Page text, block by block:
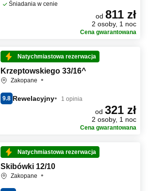
Śniadania w cenie
od 811 zł
2 osoby, 1 noc
Cena gwarantowana
Natychmiastowa rezerwacja
Krzeptowskiego 33/16^
Zakopane
9.8 Rewelacyjny 1 opinia
od 321 zł
2 osoby, 1 noc
Cena gwarantowana
Natychmiastowa rezerwacja
Skibówki 12/10
Zakopane